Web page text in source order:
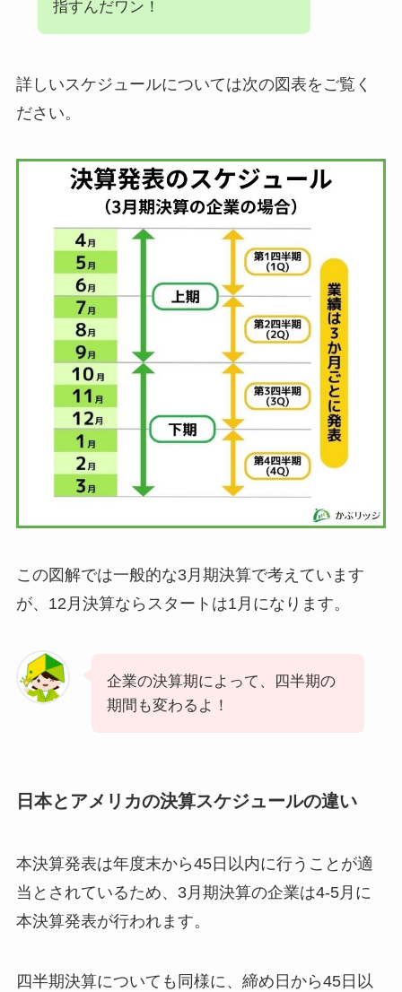
指すんだワン！
詳しいスケジュールについては次の図表をご覧く
ださい。
この図解では一般的な3月期決算で考えています
が、12月決算ならスタートは1月になります。
企業の決算期によって、四半期の
期間も変わるよ！
日本とアメリカの決算スケジュールの違い
本決算発表は年度末から45日以内に行うことが適
当とされているため、3月期決算の企業は4-5月に
本決算発表が行われます。
四半期決算についても同様に、締め日から45日以